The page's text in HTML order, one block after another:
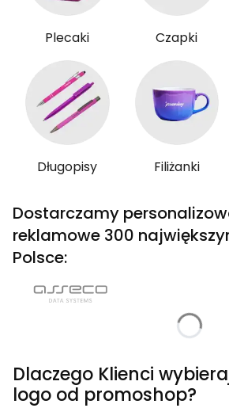
Plecaki Czapki
Długopisy Filiżanki
Dostarczamy
reklamowe 300
Polsce:
Dlaczego Klienci
logo od promoshop?